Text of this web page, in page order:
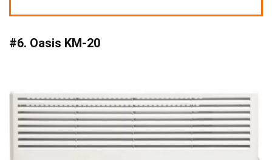
#6. Oasis KM-20